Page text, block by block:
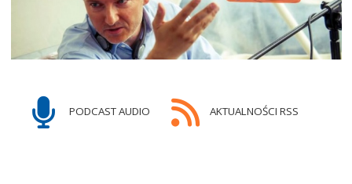
PODCAST AUDIO AKTUALNOŚCI RSS